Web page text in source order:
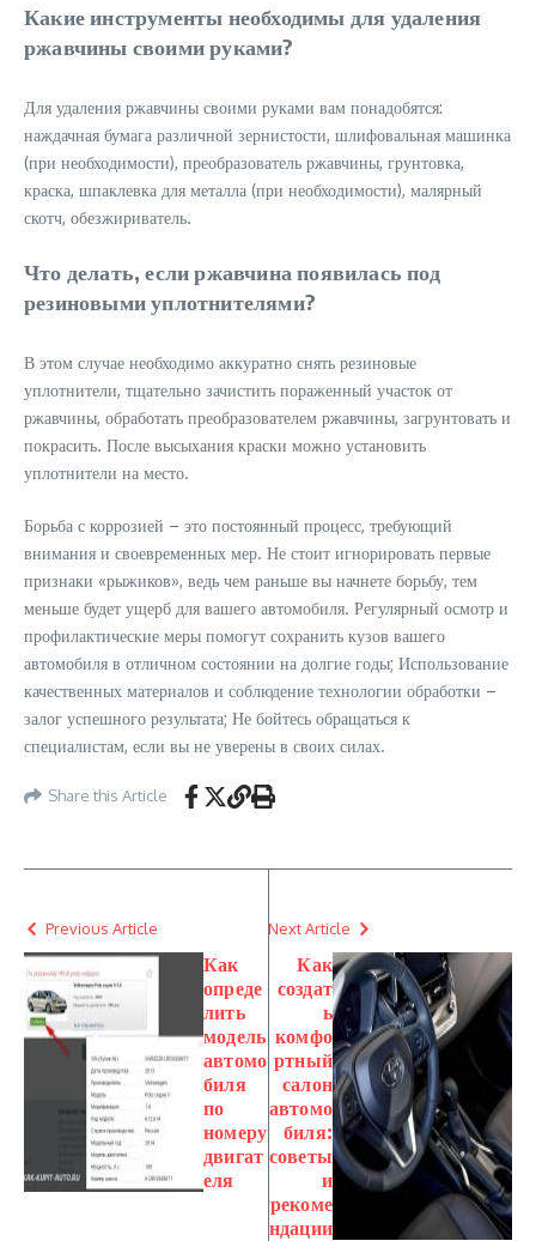
Какие инструменты необходимы для удаления
ржавчины своими руками?
Для удаления ржавчины своими руками вам понадобятся:
наждачная бумага различной зернистости, шлифовальная машинка
(при необходимости), преобразователь ржавчины, грунтовка,
краска, шпаклевка для металла (при необходимости), малярный
скотч, обезжириватель.
Что делать, если ржавчина появилась под
резиновыми уплотнителями?
В этом случае необходимо аккуратно снять резиновые
уплотнители, тщательно зачистить пораженный участок от
ржавчины, обработать преобразователем ржавчины, загрунтовать и
покрасить. После высыхания краски можно установить
уплотнители на место.
Борьба с коррозией – это постоянный процесс, требующий
внимания и своевременных мер. Не стоит игнорировать первые
признаки «рыжиков», ведь чем раньше вы начнете борьбу, тем
меньше будет ущерб для вашего автомобиля. Регулярный осмотр и
профилактические меры помогут сохранить кузов вашего
автомобиля в отличном состоянии на долгие годы; Использование
качественных материалов и соблюдение технологии обработки –
залог успешного результата; Не бойтесь обращаться к
специалистам, если вы не уверены в своих силах.
Share this Article
Previous Article
Как
опреде
лить
модель
автомо
биля
по
номеру
двигат
еля
Next Article
Как
создат
ь
комфо
ртный
салон
автомо
биля:
советы
и
рекоме
ндации